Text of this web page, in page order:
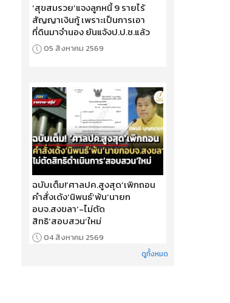
‘สุขสมรวย’แจงลูกหนี้ 9 รายไร้
สัญญาเงินกู้ เพราะเป็นการเอา
ที่ดินมาจำนอง ยันแจ้งป.ป.ช.แล้ว
05 สิงหาคม 2569
ฉบับเต็ม!‘ศาลปค.สูงสุด’เพิกถอน
คำสั่งเด้ง‘นิพนธ์’พ้น‘นายก
อบจ.สงขลา’-ไม่ตัด
สิทธิ‘สอบสวน’ใหม่
04 สิงหาคม 2569
ดูทั้งหมด